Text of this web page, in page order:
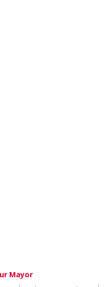
Mayor